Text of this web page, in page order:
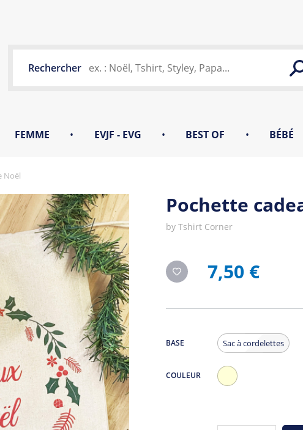
Rechercher
FEMME • EVJF - EVG • BEST OF • BÉBÉ
Noël
Pochette
by Tshirt Corner
7,50 €
BASE Sac à cordelettes
COULEUR